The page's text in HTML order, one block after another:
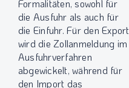
Formalitäten, sowohl für
die Ausfuhr als auch für
die Einfuhr. Für den Export
wird die Zollanmeldung im
Ausfuhrverfahren
abgewickelt, während für
den Import das